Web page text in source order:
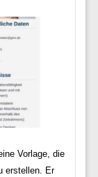
Vorlage, die
erstellen. Er